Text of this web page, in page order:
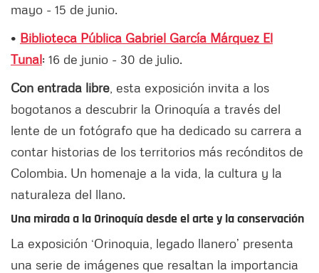
mayo - 15 de junio.
• Biblioteca Pública Gabriel García Márquez El
Tunal: 16 de junio - 30 de julio.
Con entrada libre , esta exposición invita a los
bogotanos a descubrir la Orinoquía a través del
lente de un fotógrafo que ha dedicado su carrera a
contar historias de los territorios más recónditos de
Colombia. Un homenaje a la vida, la cultura y la
naturaleza del llano.
Una mirada a la Orinoquía desde el arte y la conservación
La exposición ‘Orinoquia, legado llanero’ presenta
una serie de imágenes que resaltan la importancia